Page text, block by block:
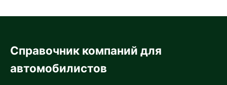
Справочник компаний для
автомобилистов